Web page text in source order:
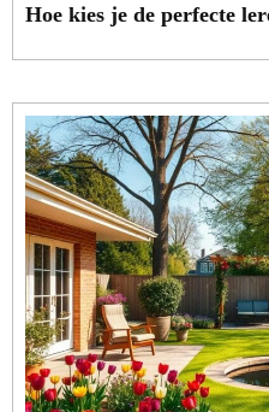
Hoe kies je de perfecte